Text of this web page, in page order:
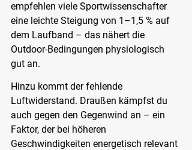
empfehlen viele Sportwissenschafter
eine leichte Steigung von 1–1,5 % auf
dem Laufband – das nähert die
Outdoor-Bedingungen physiologisch
gut an.
Hinzu kommt der fehlende
Luftwiderstand. Draußen kämpfst du
auch gegen den Gegenwind an – ein
Faktor, der bei höheren
Geschwindigkeiten energetisch relevant